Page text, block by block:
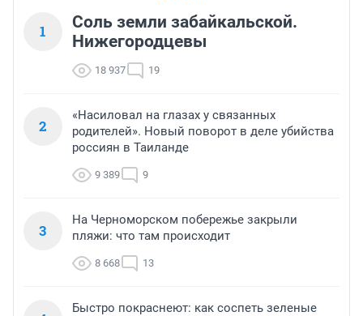
1
Соль земли забайкальской.
Нижегородцевы
18 937 19
2
«Насиловал на глазах у связанных
родителей». Новый поворот в деле убийства
россиян в Таиланде
9 389 9
3
На Черноморском побережье закрыли
пляжи: что там происходит
8 668 13
Быстро покраснеют: как соспеть зеленые